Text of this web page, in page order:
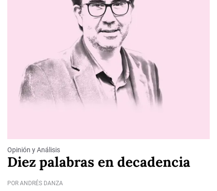
Opinión y Análisis
Diez palabras en decadencia
POR ANDRÉS DANZA